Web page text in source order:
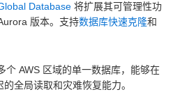
Database 将扩展其可管理性功
版本。支持数据库快速克隆和
AWS 区域的单一数据库，能够在
全局读取和灾难恢复能力。